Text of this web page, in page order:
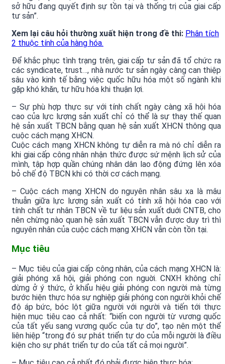
sở hữu đang quyết định sự tồn tại và thống trị của giai cấp
tư sản”.
Xem lại câu hỏi thường xuất hiện trong đề thi: Phân tích
2 thuộc tính của hàng hóa.
Để khắc phục tình trạng trên, giai cấp tư sản đã tổ chức ra
các syndicate, trust…, nhà nước tư sản ngày càng can thiệp
sâu vào kinh tế bằng việc quốc hữu hóa một số ngành khi
gặp khó khăn, tư hữu hóa khi thuận lợi.
– Sự phù hợp thực sự với tính chất ngày càng xã hội hóa
cao của lực lượng sản xuất chỉ có thể là sự thay thế quan
hệ sản xuất TBCN bằng quan hệ sản xuất XHCN thông qua
cuộc cách mạng XHCN.
Cuộc cách mạng XHCN không tự diễn ra mà nó chỉ diễn ra
khi giai cấp công nhân nhận thức được sứ mệnh lịch sử của
mình, tập hợp quần chúng nhân dân lao động đứng lên xóa
bỏ chế độ TBCN khi có thời cơ cách mạng.
– Cuộc cách mạng XHCN do nguyên nhân sâu xa là mâu
thuẫn giữa lực lượng sản xuất có tính xã hội hóa cao với
tính chất tư nhân TBCN về tư liệu sản xuất duới CNTB, cho
nên chừng nào quan hệ sản xuất TBCN vẫn được duy trì thì
nguyên nhân của cuộc cách mạng XHCN vẫn còn tồn tại.
Mục tiêu
– Mục tiêu của giai cấp công nhân, của cách mạng XHCN là:
giải phóng xã hội, giải phóng con nguời. CNXH không chỉ
dừng ở ý thức, ở khẩu hiệu giải phóng con người mà từng
bước hiện thực hóa sự nghiệp giải phóng con người khỏi chế
độ áp bức, bóc lột giữa người với người và tiến tới thực
hiện mục tiêu cao cả nhất: “biến con người từ vương quốc
của tất yếu sang vương quốc của tự do”, tạo nên một thể
liên hiệp “trong đó sự phát triển tự do của mỗi người là điều
kiện cho sự phát triển tự do của tất cả mọi người”.